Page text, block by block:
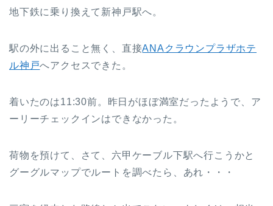
地下鉄に乗り換えて新神戸駅へ。
駅の外に出ること無く、直接ANAクラウンプラザホテ
ル神戸へアクセスできた。
着いたのは11:30前。昨日がほぼ満室だったようで、ア
ーリーチェックインはできなかった。
荷物を預けて、さて、六甲ケーブル下駅へ行こうかと
グーグルマップでルートを調べたら、あれ・・・